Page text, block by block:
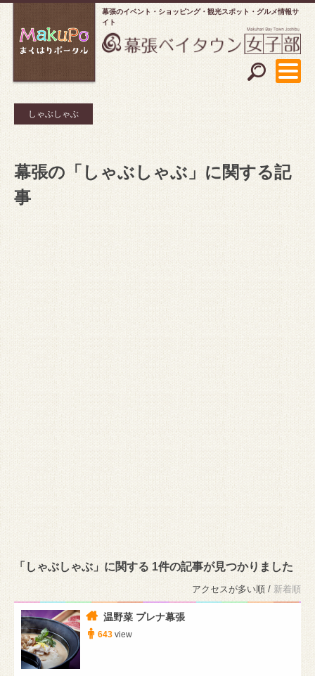
幕張のイベント・ショッピング
観光スポット・グルメ情報サ
イト
しゃぶしゃぶ
幕張の「しゃぶしゃぶ」に関する記
事
「しゃぶしゃぶ」に関する 1件の記事が見つかりました
アクセスが多い順 / 新着順
温野菜 プレナ幕張
643 view